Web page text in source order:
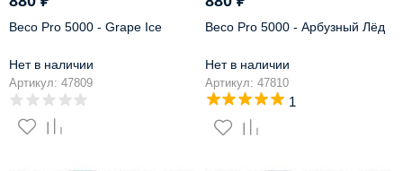
Beco Pro 5000 - Grape Ice
Нет в наличии
Артикул: 47809
Beco Pro 5000 - Арбузный Лёд
Нет в наличии
Артикул: 47810
1